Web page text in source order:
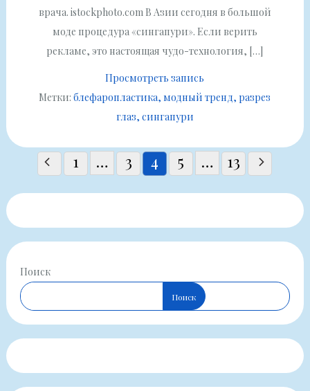
врача. istockphoto.com В Азии сегодня в большой
моде процедура «сингапури». Если верить
рекламе, это настоящая чудо-технология, […]
Просмотреть запись
Метки:блефаропластика модный тренд разрез
глаз сингапури
Пагинация
записей
1 … 3 4 5 … 13
Поиск
Поиск